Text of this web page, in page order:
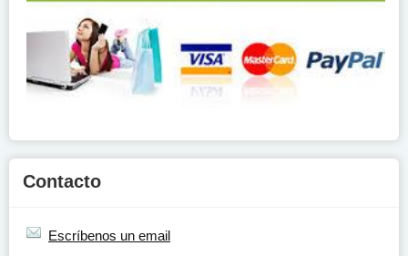
Contacto
Escríbenos un email